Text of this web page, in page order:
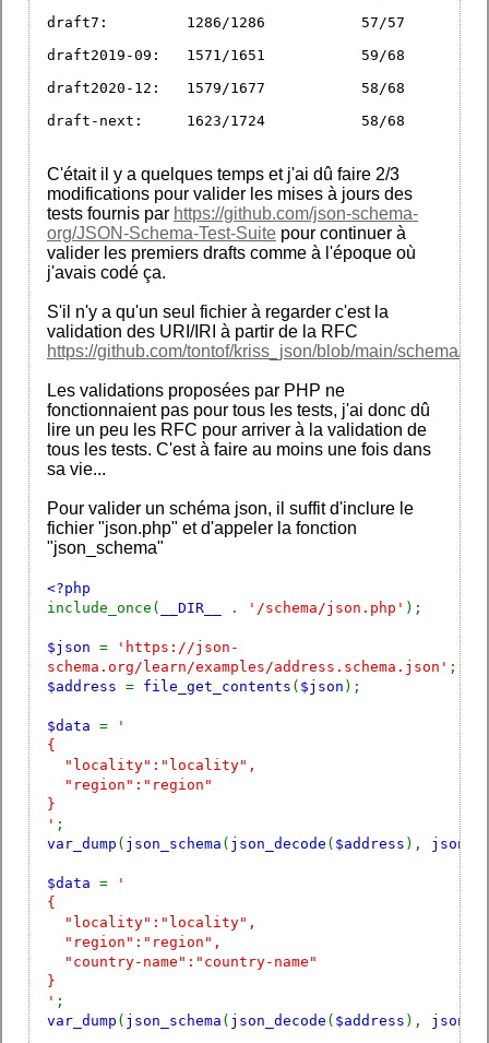
draft7: 	1286/1286	    57/57
draft2019-09: 	1571/1651	    59/68
draft2020-12: 	1579/1677	    58/68
draft-next: 	1623/1724	    58/68
C'était il y a quelques temps et j'ai dû faire 2/3
modifications pour valider les mises à jours des
tests fournis par https://github.com/json-schema-
org/JSON-Schema-Test-Suite pour continuer à
valider les premiers drafts comme à l'époque où
j'avais codé ça.
S'il n'y a qu'un seul fichier à regarder c'est la
validation des URI/IRI à partir de la RFC
https://github.com/tontof/kriss_json/blob/main/schema/
Les validations proposées par PHP ne
fonctionnaient pas pour tous les tests, j'ai donc dû
lire un peu les RFC pour arriver à la validation de
tous les tests. C'est à faire au moins une fois dans
sa vie...
Pour valider un schéma json, il suffit d'inclure le
fichier "json.php" et d'appeler la fonction
"json_schema"
<?php
include_once(
__DIR__ . '/schema/json.php' );
$json =
'https://json-
schema.org/learn/examples/address.schema.json' ;
$address = file_get_contents ( $json );
$data =
'
{
"locality":"locality",
"region":"region"
}
' ;
var_dump ( json_schema ( json_decode ( $address ),
$data =
'
{
"locality":"locality",
"region":"region",
"country-name":"country-name"
}
' ;
var_dump ( json_schema ( json_decode ( $address ),